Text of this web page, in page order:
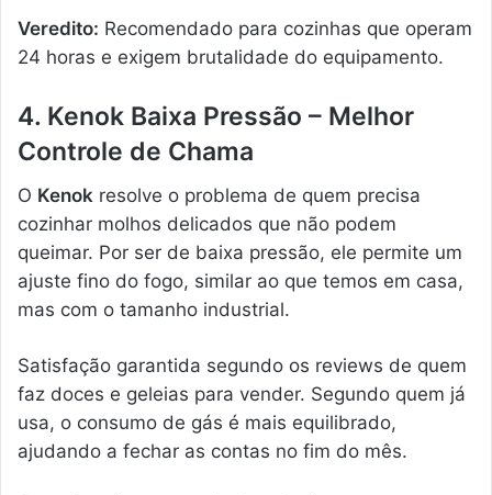
Veredito: Recomendado para cozinhas que operam
24 horas e exigem brutalidade do equipamento.
4. Kenok Baixa Pressão – Melhor
Controle de Chama
O Kenok resolve o problema de quem precisa
cozinhar molhos delicados que não podem
queimar. Por ser de baixa pressão, ele permite um
ajuste fino do fogo, similar ao que temos em casa,
mas com o tamanho industrial.
Satisfação garantida segundo os reviews de quem
faz doces e geleias para vender. Segundo quem já
usa, o consumo de gás é mais equilibrado,
ajudando a fechar as contas no fim do mês.